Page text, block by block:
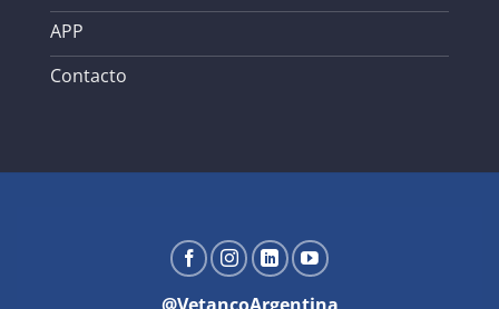
APP
Contacto